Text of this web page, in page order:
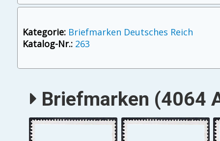
Kategorie: Briefmarken Deutsches Reich
Katalog-Nr.: 263
Briefmarken (4064